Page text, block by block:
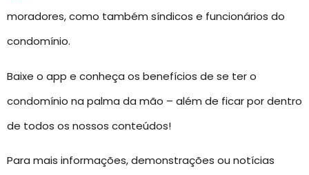
moradores, como também síndicos e funcionários do
condomínio.
Baixe o app e conheça os benefícios de se ter o
condomínio na palma da mão – além de ficar por dentro
de todos os nossos conteúdos!
Para mais informações, demonstrações ou notícias